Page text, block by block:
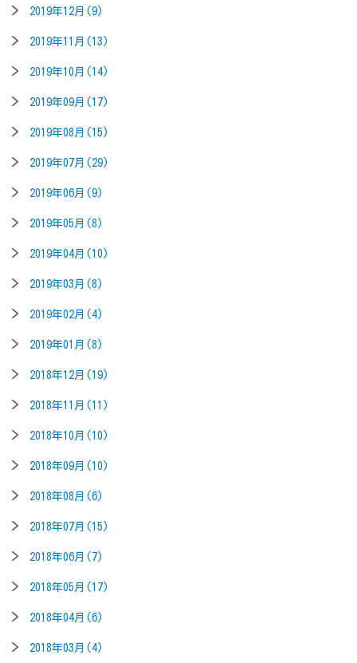
2019年12月(9)
2019年11月(13)
2019年10月(14)
2019年09月(17)
2019年08月(15)
2019年07月(29)
2019年06月(9)
2019年05月(8)
2019年04月(10)
2019年03月(8)
2019年02月(4)
2019年01月(8)
2018年12月(19)
2018年11月(11)
2018年10月(10)
2018年09月(10)
2018年08月(6)
2018年07月(15)
2018年06月(7)
2018年05月(17)
2018年04月(6)
2018年03月(4)